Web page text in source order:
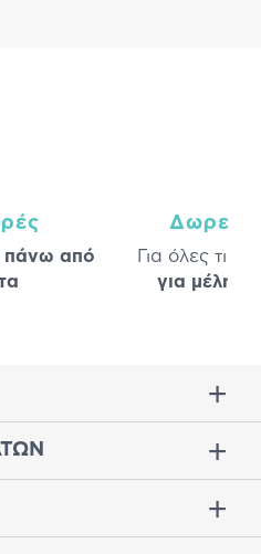
πάνω από
Δωρεάν
Για όλες τις
για μέλη